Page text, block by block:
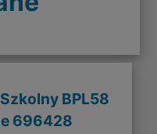
BPL58
696428